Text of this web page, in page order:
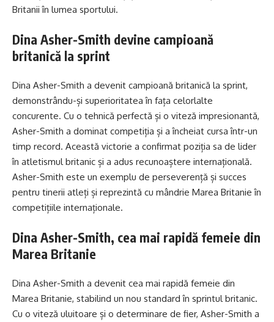
Britanii în lumea sportului.
Dina Asher-Smith devine campioană
britanică la sprint
Dina Asher-Smith a devenit campioană britanică la sprint,
demonstrându-și superioritatea în fața celorlalte
concurente. Cu o tehnică perfectă și o viteză impresionantă,
Asher-Smith a dominat competiția și a încheiat cursa într-un
timp record. Această victorie a confirmat poziția sa de lider
în atletismul britanic și a adus recunoaștere internațională.
Asher-Smith este un exemplu de perseverență și succes
pentru tinerii atleți și reprezintă cu mândrie Marea Britanie în
competițiile internaționale.
Dina Asher-Smith, cea mai rapidă femeie din
Marea Britanie
Dina Asher-Smith a devenit cea mai rapidă femeie din
Marea Britanie, stabilind un nou standard în sprintul britanic.
Cu o viteză uluitoare și o determinare de fier, Asher-Smith a